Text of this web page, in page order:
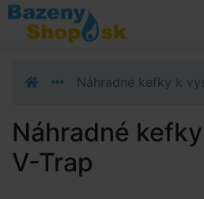
Prejsť k navigácii
Prejsť na obsah
Prejsť k bočnému stĺpci
Náhradné kefky k
Náhradné
V-Trap